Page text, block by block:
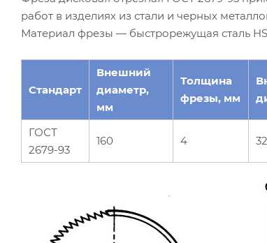
работ в изделиях из стали и черных
Материал фрезы — быстрорежущая сталь
Стандарт
Внешний
диаметр,
мм
Толщина
фрезы, мм
ГОСТ
2679-93
160 4 32